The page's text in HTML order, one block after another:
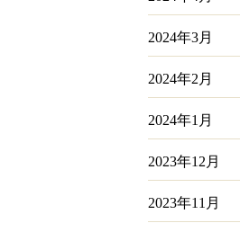
2024年3月
2024年2月
2024年1月
2023年12月
2023年11月